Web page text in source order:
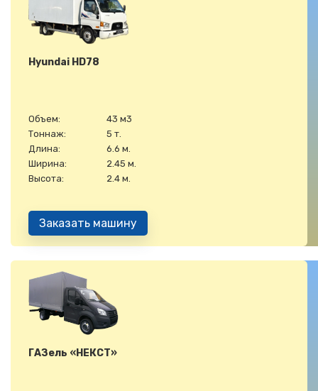
Hyundai HD78
Объем:
43 м3
Тоннаж:
5 т.
Длина:
6.6 м.
Ширина:
2.45 м.
Высота:
2.4 м.
Заказать машину
ГАЗель «НЕКСТ»